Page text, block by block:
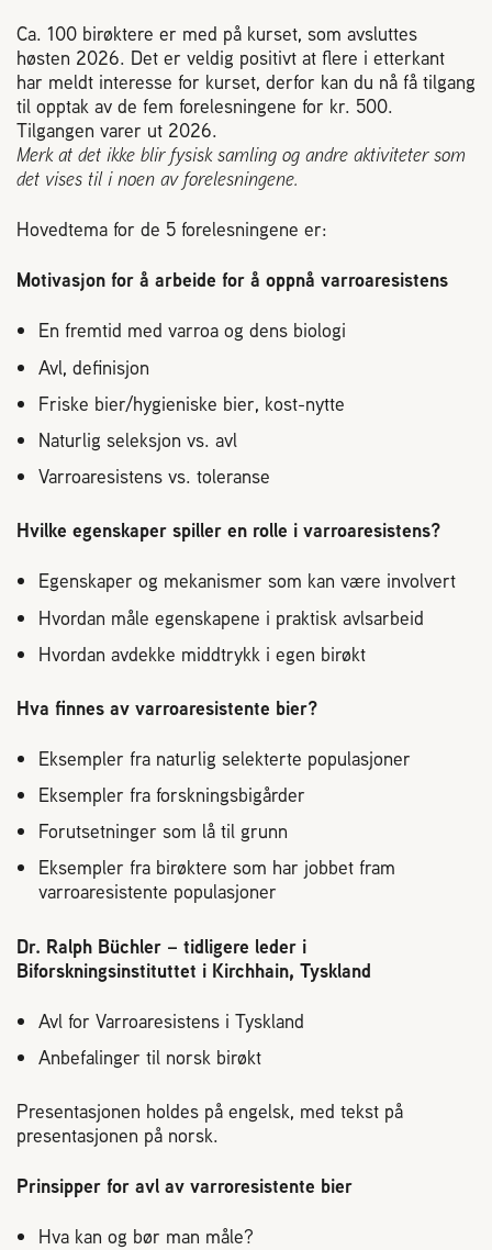
Kurs
Aktivitetskalender
Plassering av bigård
Sjekkliste for kjøp og salg av bier
Sykdom hos bier
Sukkeravgiftsrefusjon
Prosjekter
Norges Birøkterlags standpunkt
2004 Lillestrøm
TEL 63 94 20 80
post@norbi.no
Ca. 100 birøktere er med på kurset, som avsluttes
høsten 2026. Det er veldig positivt at flere i etterkant
har meldt interesse for kurset, derfor kan du nå få tilgang
til opptak av de fem forelesningene for kr. 500.
Tilgangen varer ut 2026.
Merk at det ikke blir fysisk samling og andre aktiviteter som
det vises til i noen av forelesningene.
Hovedtema for de 5 forelesningene er:
Motivasjon for å arbeide for å oppnå varroaresistens
En fremtid med varroa og dens biologi
Avl, definisjon
Friske bier/hygieniske bier, kost-nytte
Naturlig seleksjon vs. avl
Varroaresistens vs. toleranse
Hvilke egenskaper spiller en rolle i varroaresistens?
Egenskaper og mekanismer som kan være involvert
Hvordan måle egenskapene i praktisk avlsarbeid
Hvordan avdekke middtrykk i egen birøkt
Hva finnes av varroaresistente bier?
Eksempler fra naturlig selekterte populasjoner
Eksempler fra forskningsbigårder
Forutsetninger som lå til grunn
Eksempler fra birøktere som har jobbet fram
varroaresistente populasjoner
Dr. Ralph Büchler – tidligere leder i
Biforskningsinstituttet i Kirchhain, Tyskland
Avl for Varroaresistens i Tyskland
Anbefalinger til norsk birøkt
Presentasjonen holdes på engelsk, med tekst på
presentasjonen på norsk.
Prinsipper for avl av varroresistente bier
Hva kan og bør man måle?